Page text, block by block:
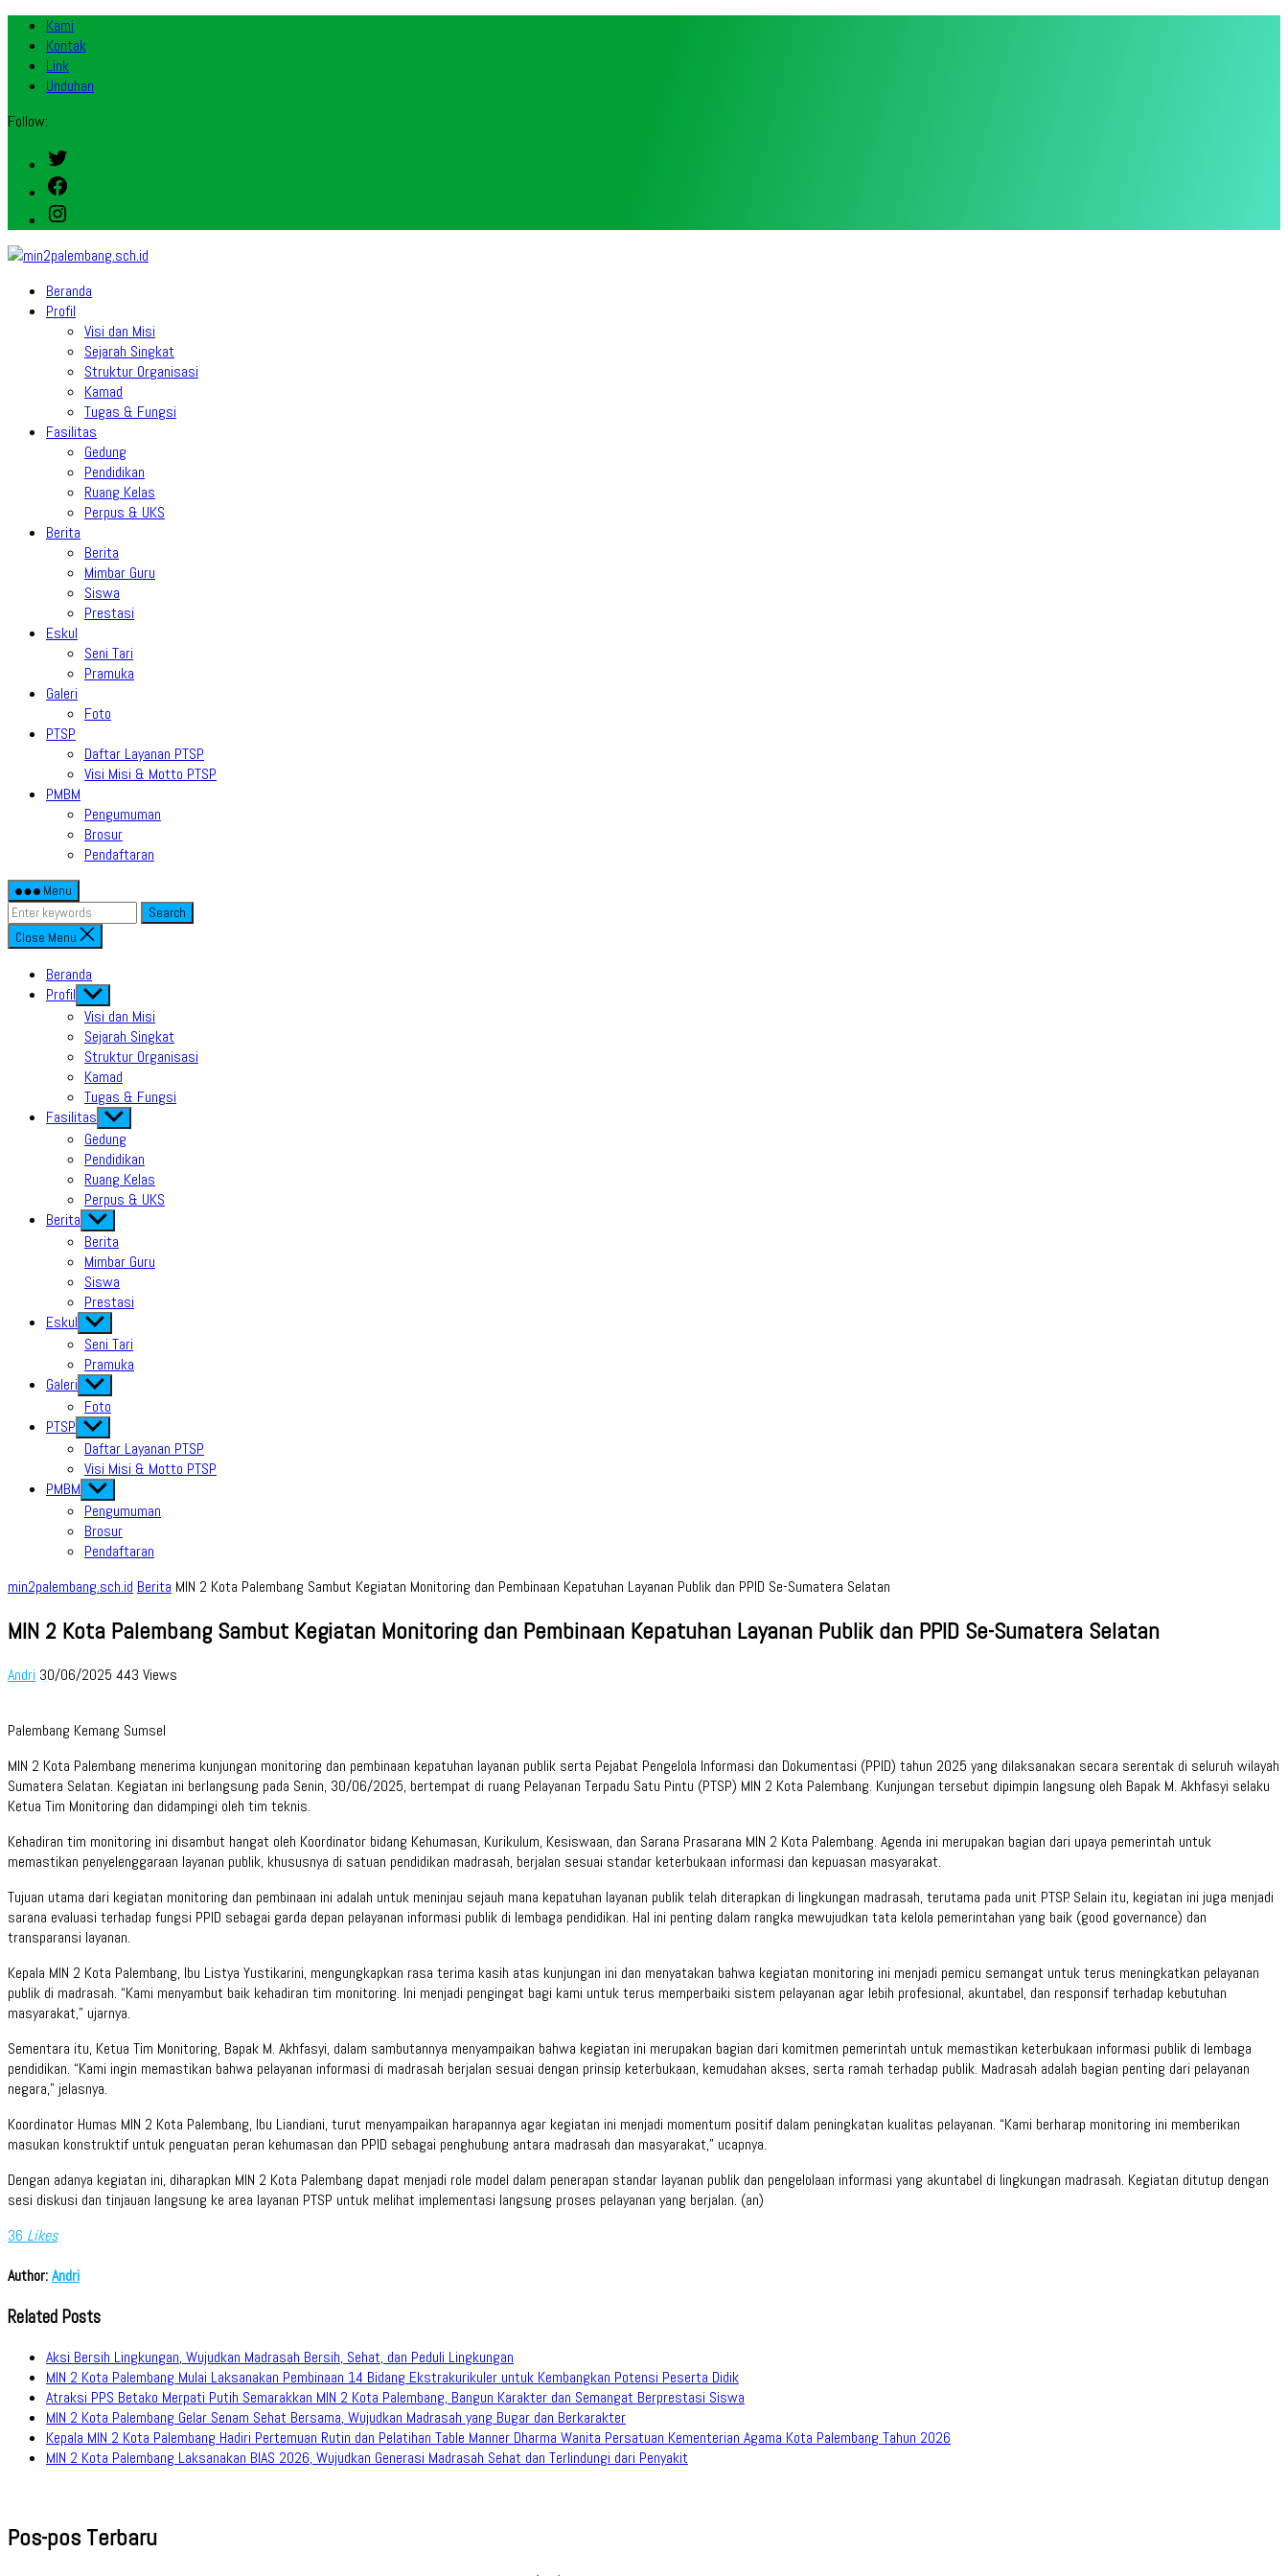
Kami
Kontak
Link
Unduhan
Follow:
Twitter
Facebook
Instagram
Beranda
Profil
Visi dan Misi
Sejarah Singkat
Struktur Organisasi
Kamad
Tugas & Fungsi
Fasilitas
Gedung
Pendidikan
Ruang Kelas
Perpus & UKS
Berita
Berita
Mimbar Guru
Siswa
Prestasi
Eskul
Seni Tari
Pramuka
Galeri
Foto
PTSP
Daftar Layanan PTSP
Visi Misi & Motto PTSP
PMBM
Pengumuman
Brosur
Pendaftaran
Menu
Search
Close Menu
Beranda
Profil Show
sub
menu
Visi dan Misi
Sejarah Singkat
Struktur Organisasi
Kamad
Tugas & Fungsi
Fasilitas Show
sub
menu
Gedung
Pendidikan
Ruang Kelas
Perpus & UKS
Berita Show
sub
menu
Berita
Mimbar Guru
Siswa
Prestasi
Eskul Show
sub
menu
Seni Tari
Pramuka
Galeri Show
sub
menu
Foto
PTSP Show
sub
menu
Daftar Layanan PTSP
Visi Misi & Motto PTSP
PMBM Show
sub
menu
Pengumuman
Brosur
Pendaftaran
min2palembang.sch.id Berita MIN 2 Kota Palembang Sambut Kegiatan Monitoring dan Pembinaan Kepatuhan Layanan Publik dan PPID Se-Sumatera Selatan
MIN 2 Kota Palembang Sambut Kegiatan Monitoring dan Pembinaan Kepatuhan Layanan Publik dan PPID Se-Sumatera Selatan
Andri 30/06/2025 443 Views
Palembang Kemang Sumsel
MIN 2 Kota Palembang menerima kunjungan monitoring dan pembinaan kepatuhan layanan publik serta Pejabat Pengelola Informasi dan Dokumentasi (PPID) tahun 2025 yang dilaksanakan secara serentak di seluruh wilayah
Sumatera Selatan. Kegiatan ini berlangsung pada Senin, 30/06/2025, bertempat di ruang Pelayanan Terpadu Satu Pintu (PTSP) MIN 2 Kota Palembang. Kunjungan tersebut dipimpin langsung oleh Bapak M. Akhfasyi selaku
Ketua Tim Monitoring dan didampingi oleh tim teknis.
Kehadiran tim monitoring ini disambut hangat oleh Koordinator bidang Kehumasan, Kurikulum, Kesiswaan, dan Sarana Prasarana MIN 2 Kota Palembang. Agenda ini merupakan bagian dari upaya pemerintah untuk
memastikan penyelenggaraan layanan publik, khususnya di satuan pendidikan madrasah, berjalan sesuai standar keterbukaan informasi dan kepuasan masyarakat.
Tujuan utama dari kegiatan monitoring dan pembinaan ini adalah untuk meninjau sejauh mana kepatuhan layanan publik telah diterapkan di lingkungan madrasah, terutama pada unit PTSP. Selain itu, kegiatan ini juga menjadi
sarana evaluasi terhadap fungsi PPID sebagai garda depan pelayanan informasi publik di lembaga pendidikan. Hal ini penting dalam rangka mewujudkan tata kelola pemerintahan yang baik (good governance) dan
transparansi layanan.
Kepala MIN 2 Kota Palembang, Ibu Listya Yustikarini, mengungkapkan rasa terima kasih atas kunjungan ini dan menyatakan bahwa kegiatan monitoring ini menjadi pemicu semangat untuk terus meningkatkan pelayanan
publik di madrasah. “Kami menyambut baik kehadiran tim monitoring. Ini menjadi pengingat bagi kami untuk terus memperbaiki sistem pelayanan agar lebih profesional, akuntabel, dan responsif terhadap kebutuhan
masyarakat,” ujarnya.
Sementara itu, Ketua Tim Monitoring, Bapak M. Akhfasyi, dalam sambutannya menyampaikan bahwa kegiatan ini merupakan bagian dari komitmen pemerintah untuk memastikan keterbukaan informasi publik di lembaga
pendidikan. “Kami ingin memastikan bahwa pelayanan informasi di madrasah berjalan sesuai dengan prinsip keterbukaan, kemudahan akses, serta ramah terhadap publik. Madrasah adalah bagian penting dari pelayanan
negara,” jelasnya.
Koordinator Humas MIN 2 Kota Palembang, Ibu Liandiani, turut menyampaikan harapannya agar kegiatan ini menjadi momentum positif dalam peningkatan kualitas pelayanan. “Kami berharap monitoring ini memberikan
masukan konstruktif untuk penguatan peran kehumasan dan PPID sebagai penghubung antara madrasah dan masyarakat,” ucapnya.
Dengan adanya kegiatan ini, diharapkan MIN 2 Kota Palembang dapat menjadi role model dalam penerapan standar layanan publik dan pengelolaan informasi yang akuntabel di lingkungan madrasah. Kegiatan ditutup dengan
sesi diskusi dan tinjauan langsung ke area layanan PTSP untuk melihat implementasi langsung proses pelayanan yang berjalan. (an)
36 Likes
Author:Andri
Related Posts
Aksi Bersih Lingkungan, Wujudkan Madrasah Bersih, Sehat, dan Peduli Lingkungan
MIN 2 Kota Palembang Mulai Laksanakan Pembinaan 14 Bidang Ekstrakurikuler untuk Kembangkan Potensi Peserta Didik
Atraksi PPS Betako Merpati Putih Semarakkan MIN 2 Kota Palembang, Bangun Karakter dan Semangat Berprestasi Siswa
MIN 2 Kota Palembang Gelar Senam Sehat Bersama, Wujudkan Madrasah yang Bugar dan Berkarakter
Kepala MIN 2 Kota Palembang Hadiri Pertemuan Rutin dan Pelatihan Table Manner Dharma Wanita Persatuan Kementerian Agama Kota Palembang Tahun 2026
MIN 2 Kota Palembang Laksanakan BIAS 2026, Wujudkan Generasi Madrasah Sehat dan Terlindungi dari Penyakit
Pos-pos Terbaru